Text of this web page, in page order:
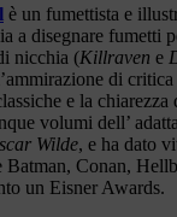
è un fumettista e
a disegnare fumetti
nicchia (Killraven e
di
e la chiarezza
volumi dell’
Wilde, e ha dato
Batman, Conan,
un Eisner Awards.